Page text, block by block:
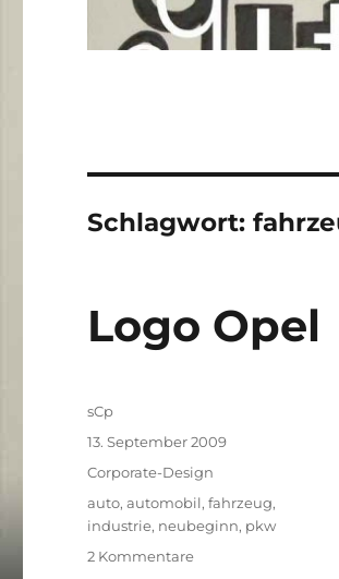
Schlagwort:
Logo Opel
Autor
sCp
Veröffentlicht
13. September 2009
Kategorien
Corporate-Design
Schlagwörter
auto,automobil,fahrzeug,
industrie, neubeginn, pkw
2 Kommentarezu